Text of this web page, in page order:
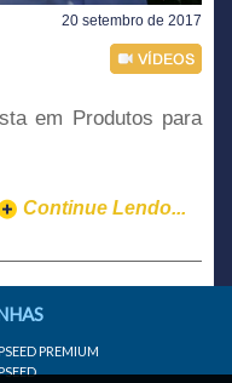
20 setembro de 2017
em Produtos para
Continue Lendo...
PREMIUM